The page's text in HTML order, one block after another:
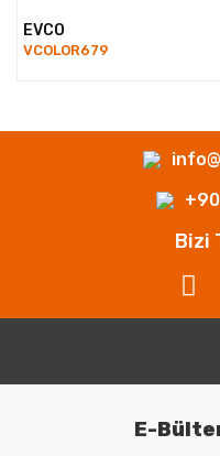
EVCO
VCOLOR679
Bizi
E-